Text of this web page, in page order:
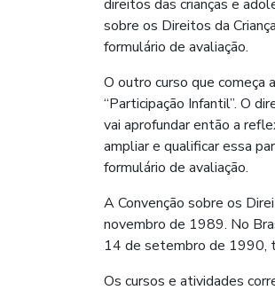
direitos das crianças e
sobre os Direitos da
formulário de avaliação.
O outro curso que
“Participação Infantil”. O
vai aprofundar então a
ampliar e qualificar essa
formulário de avaliação.
A Convenção sobre os
novembro de 1989. No
14 de setembro de 1990,
Os cursos e atividades